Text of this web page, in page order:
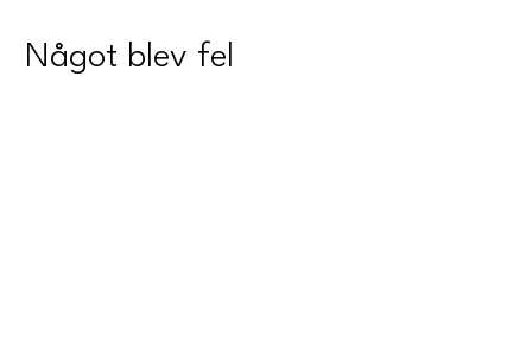
Något blev fel